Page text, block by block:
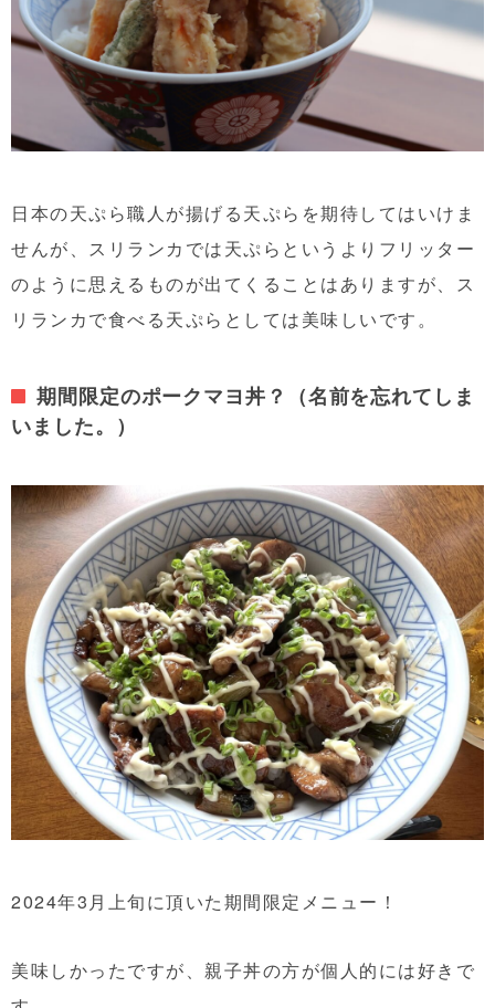
日本の天ぷら職人が揚げる天ぷらを期待してはいけま
せんが、スリランカでは天ぷらというよりフリッター
のように思えるものが出てくることはありますが、ス
リランカで食べる天ぷらとしては美味しいです。
期間限定のポークマヨ丼？（名前を忘れてしま
いました。）
2024年3月上旬に頂いた期間限定メニュー！
美味しかったですが、親子丼の方が個人的には好きで